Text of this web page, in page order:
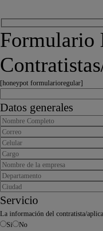
Formulario
[honeypot formularioregular]
Datos generales
Servicio
La información del contratista/
Si
No